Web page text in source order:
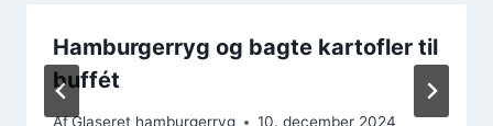
Hamburgerryg og bagte kartofler til
buffét
AfGlaseret hamburgerryg 10. december 2024